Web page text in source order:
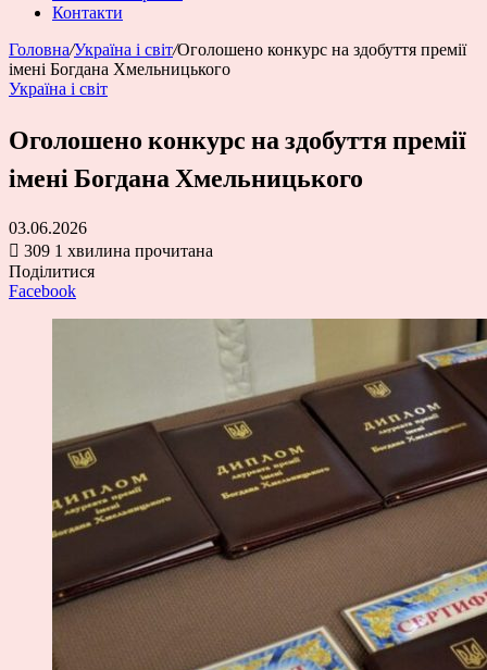
Контакти
Головна/Україна і світ/Оголошено конкурс на здобуття премії
імені Богдана Хмельницького
Україна і світ
Оголошено конкурс на здобуття премії
імені Богдана Хмельницького
03.06.2026
309 1 хвилина прочитана
Поділитися
Facebook